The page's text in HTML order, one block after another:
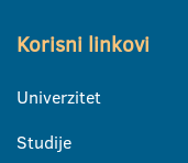
Korisni linkovi
Univerzitet
Studije